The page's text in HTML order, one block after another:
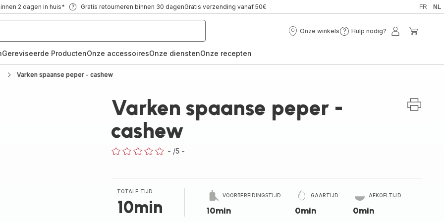
2 dagen in huis* Gratis retourneren binnen 30 dagenGratis verzending vanaf 50€ FR NL
Onze winkels
Onze
Hulp nodig?
Hulp
Mijn
Gereviseerde ProductenOnze accessoiresOnze dienstenOnze recepten
Varken spaanse peper - cashew
Varken spaanse peper -
cashew
- /5 -
TOTALE TIJD
10min
VOORBEREIDINGSTIJD
10min
GAARTIJD
0min
AFKOELTIJD
0min